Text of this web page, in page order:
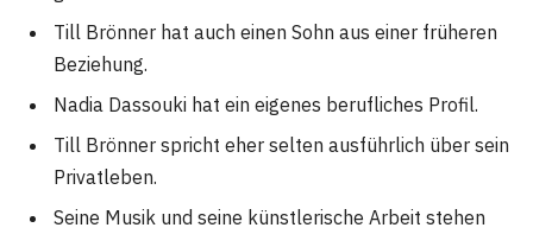
Till Brönner hat auch einen Sohn aus einer früheren
Beziehung.
Nadia Dassouki hat ein eigenes berufliches Profil.
Till Brönner spricht eher selten ausführlich über sein
Privatleben.
Seine Musik und seine künstlerische Arbeit stehen